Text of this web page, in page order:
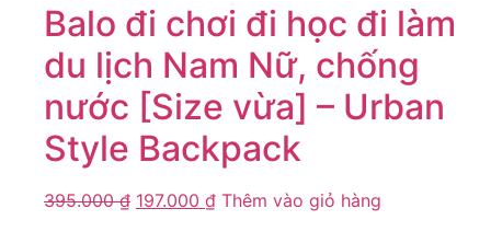
Balo đi chơi đi học đi làm
du lịch Nam Nữ, chống
nước [Size vừa] – Urban
Style Backpack
395.000₫ 197.000 ₫ Thêm vào giỏ hàng